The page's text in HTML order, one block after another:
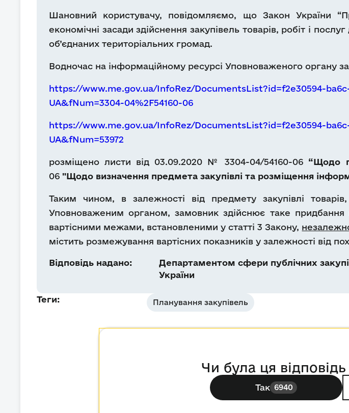
Шановний користувачу, повідомляємо, що Закон України
економічні засади здійснення закупівель товарів, робіт і
об’єднаних територіальних громад.
Водночас на інформаційному ресурсі Уповноваженого органу
https://www.me.gov.ua/InfoRez/DocumentsList?id=f2e30594-
UA&fNum=3304-04%2F54160-06
https://www.me.gov.ua/InfoRez/DocumentsList?id=f2e30594-
UA&fNum=53972
розміщено листи від 03.09.2020 № 3304-04/54160-06 “Щодо
06 "Щодо визначення предмета закупівлі та розміщення
Таким чином, в залежності від предмету закупівлі
Уповноваженим органом, замовник здійснює таке
вартісними межами, встановленими у статті 3 Закону,
містить розмежування вартісних показників у залежності від
Відповідь надано:
Департаментом сфери публічних
України
Теги: Планування закупівель
Чи була ця
Так 6940